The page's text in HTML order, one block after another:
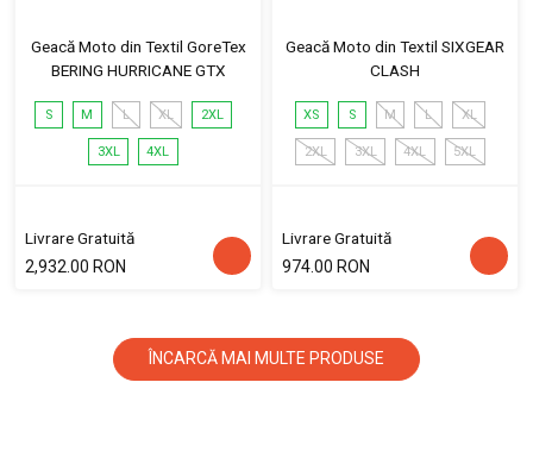
Geacă Moto din Textil GoreTex
BERING HURRICANE GTX
S M L XL 2XL
3XL 4XL
Livrare Gratuită
2,932.00 RON
Geacă Moto din Textil SIXGEAR
CLASH
XS S M L XL
2XL 3XL 4XL 5XL
Livrare Gratuită
974.00 RON
ÎNCARCĂ MAI MULTE PRODUSE